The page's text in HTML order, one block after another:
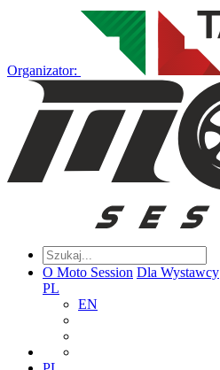
Organizator:
O Moto Session Dla Wystawcy
PL
EN